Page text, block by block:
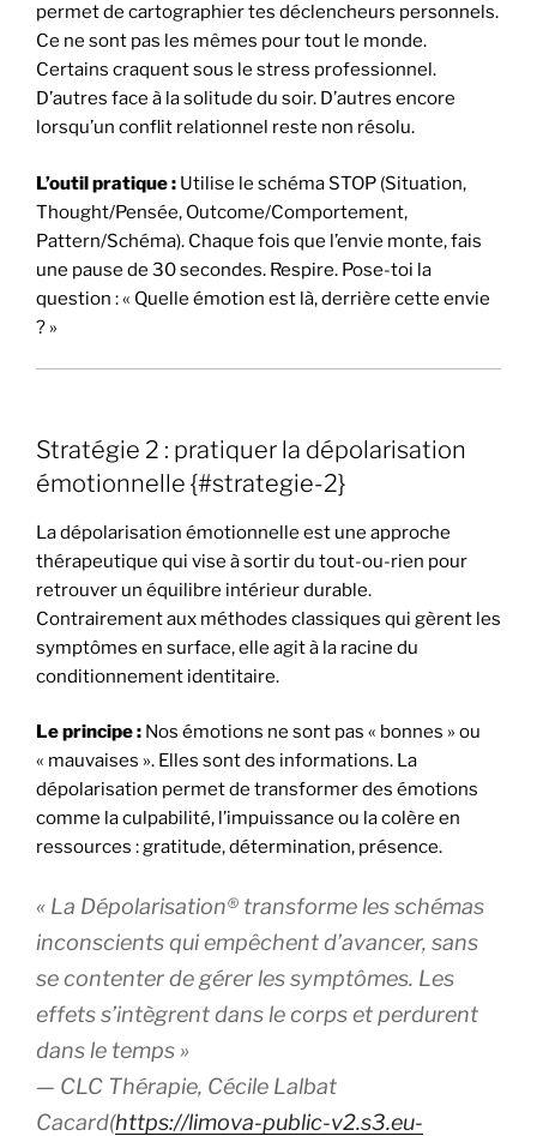
permet de cartographier tes déclencheurs personnels.
Ce ne sont pas les mêmes pour tout le monde.
Certains craquent sous le stress professionnel.
D’autres face à la solitude du soir. D’autres encore
lorsqu’un conflit relationnel reste non résolu.
L’outil pratique : Utilise le schéma STOP (Situation,
Thought/Pensée, Outcome/Comportement,
Pattern/Schéma). Chaque fois que l’envie monte, fais
une pause de 30 secondes. Respire. Pose-toi la
question : « Quelle émotion est là, derrière cette envie
? »
Stratégie 2 : pratiquer la dépolarisation
émotionnelle {#strategie-2}
La dépolarisation émotionnelle est une approche
thérapeutique qui vise à sortir du tout-ou-rien pour
retrouver un équilibre intérieur durable.
Contrairement aux méthodes classiques qui gèrent les
symptômes en surface, elle agit à la racine du
conditionnement identitaire.
Le principe : Nos émotions ne sont pas « bonnes » ou
« mauvaises ». Elles sont des informations. La
dépolarisation permet de transformer des émotions
comme la culpabilité, l’impuissance ou la colère en
ressources : gratitude, détermination, présence.
« La Dépolarisation® transforme les schémas
inconscients qui empêchent d’avancer, sans
se contenter de gérer les symptômes. Les
effets s’intègrent dans le corps et perdurent
dans le temps »
— CLC Thérapie, Cécile Lalbat
Cacard(https://limova-public-v2.s3.eu-